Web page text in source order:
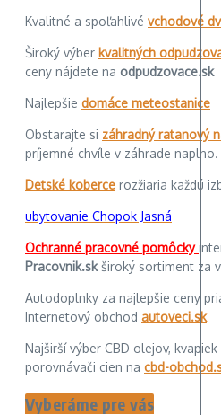
Kvalitné a spoľahlivé vchodové
Široký výber kvalitných
ceny nájdete na odpudzovace.sk
Najlepšie domáce meteostanice
Obstarajte si záhradný ratanový
príjemné chvíle v záhrade naplno.
Detské koberce rozžiaria každú
ubytovanie Chopok Jasná
Ochranné pracovné pomôcky
Pracovnik.skširoký sortiment za
Autodoplnky za najlepšie ceny
Internetový obchod autoveci.sk
Najširší výber CBD olejov,
porovnávači cien na cbd-
Vyberáme pre vás